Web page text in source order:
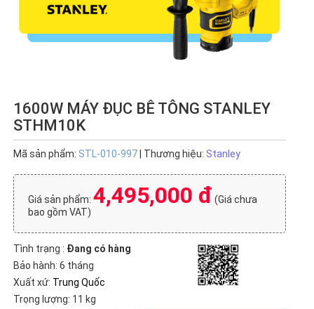
1600W MÁY ĐỤC BÊ TÔNG STANLEY
STHM10K
Mã sản phẩm: STL-010-997| Thương hiệu: Stanley
Giá sản phẩm:4,495,000 đ (Giá chưa
bao gồm VAT)
Tình trạng : Đang có hàng
Bảo hành: 6 tháng
Xuất xứ: Trung Quốc
Trọng lượng: 11 kg